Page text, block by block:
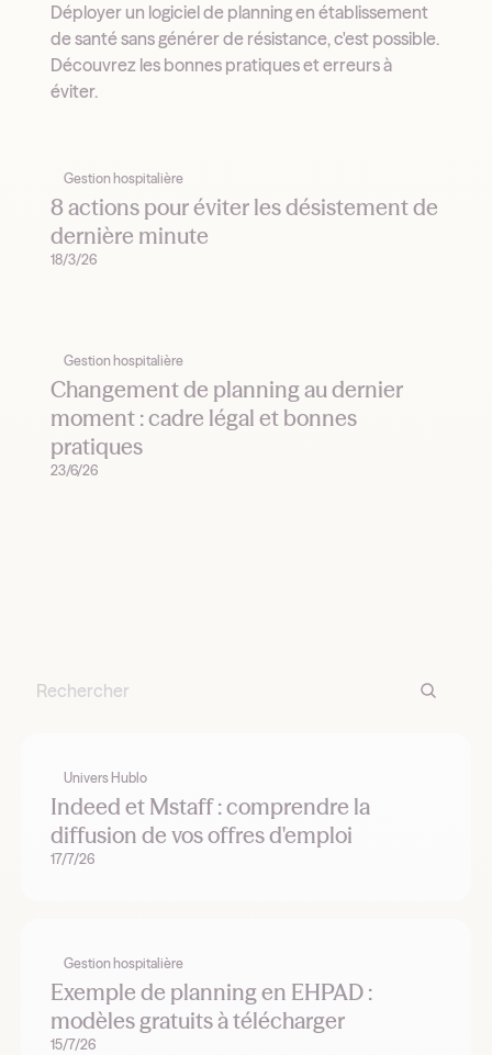
Déployer un logiciel de planning en établissement
de santé sans générer de résistance, c'est possible.
Découvrez les bonnes pratiques et erreurs à
éviter.
Gestion hospitalière
8 actions pour éviter les désistement de
dernière minute
18/3/26
Gestion hospitalière
Changement de planning au dernier
moment : cadre légal et bonnes
pratiques
23/6/26
Univers Hublo
Indeed et Mstaff : comprendre la
diffusion de vos offres d'emploi
17/7/26
Gestion hospitalière
Exemple de planning en EHPAD :
modèles gratuits à télécharger
15/7/26